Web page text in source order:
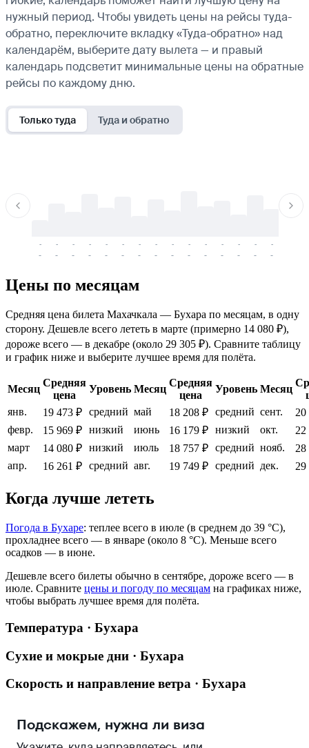
нужный период. Чтобы увидеть цены на рейсы туда-
обратно, переключите вкладку «Туда-обратно» над
календарём, выберите дату вылета — и правый
календарь подсветит минимальные цены на обратные
рейсы по каждому дню.
Только туда Туда и обратно
-
-
-
-
-
-
-
-
-
-
-
-
-
-
-
-
-
-
-
-
-
-
-
-
-
-
-
-
-
-
Цены по месяцам
Средняя цена билета Махачкала — Бухара по месяцам, в одну
сторону. Дешевле всего лететь в марте (примерно 14 080 ₽),
дороже всего — в декабре (около 29 305 ₽). Сравните таблицу
и график ниже и выберите лучшее время для полёта.
Месяц
Средняя
цена
Уровень Месяц
Средняя
цена
Уровень Месяц
янв.
19 473 ₽ средний май 18 208 ₽ средний сент.
20
февр.
15 969 ₽ низкий июнь 16 179 ₽ низкий окт.
22
март
14 080 ₽ низкий июль 18 757 ₽ средний нояб.
28
апр.
16 261 ₽ средний авг. 19 749 ₽ средний дек. 29
Когда лучше лететь
Погода в Бухаре: теплее всего в июле (в среднем до 39 °C),
прохладнее всего — в январе (около 8 °C). Меньше всего
осадков — в июне.
Дешевле всего билеты обычно в сентябре, дороже всего — в
июле. Сравните цены и погоду по месяцам на графиках ниже,
чтобы выбрать лучшее время для полёта.
Температура · Бухара
Сухие и мокрые дни · Бухара
Скорость и направление ветра · Бухара
Подскажем, нужна ли виза